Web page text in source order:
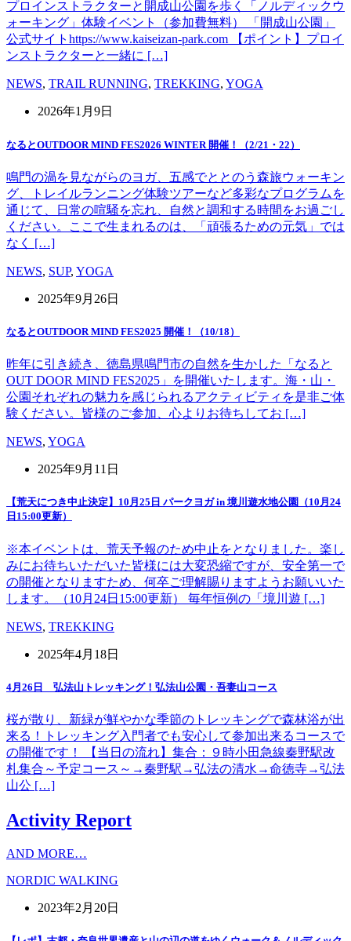
プロインストラクターと開成山公園を歩く「ノルディックウ
ォーキング」体験イベント（参加費無料） 「開成山公園」
公式サイトhttps://www.kaiseizan-park.com 【ポイント】プロイ
ンストラクターと一緒に […]
NEWS, TRAIL RUNNING, TREKKING, YOGA
2026年1月9日
なるとOUTDOOR MIND FES2026 WINTER 開催！（2/21・22）
鳴門の渦を見ながらのヨガ、五感でととのう森旅ウォーキン
グ、トレイルランニング体験ツアーなど多彩なプログラムを
通じて、日常の喧騒を忘れ、自然と調和する時間をお過ごし
ください。ここで生まれるのは、「頑張るための元気」では
なく […]
NEWS, SUP, YOGA
2025年9月26日
なるとOUTDOOR MIND FES2025 開催！（10/18）
昨年に引き続き、徳島県鳴門市の自然を生かした「なると
OUT DOOR MIND FES2025」を開催いたします。海・山・
公園それぞれの魅力を感じられるアクティビティを是非ご体
験ください。皆様のご参加、心よりお待ちしてお […]
NEWS, YOGA
2025年9月11日
【荒天につき中止決定】10月25日 パークヨガ in 境川遊水地公園（10月24
日15:00更新）
※本イベントは、荒天予報のため中止をとなりました。楽し
みにお待ちいただいた皆様には大変恐縮ですが、安全第一で
の開催となりますため、何卒ご理解賜りますようお願いいた
します。（10月24日15:00更新） 毎年恒例の「境川遊 […]
NEWS, TREKKING
2025年4月18日
4月26日 弘法山トレッキング！弘法山公園・吾妻山コース
桜が散り、新緑が鮮やかな季節のトレッキングで森林浴が出
来る！トレッキング入門者でも安心して参加出来るコースで
の開催です！ 【当日の流れ】集合：９時小田急線秦野駅改
札集合～予定コース～→秦野駅→弘法の清水→命徳寺→弘法
山公 […]
Activity Report
AND MORE…
NORDIC WALKING
2023年2月20日